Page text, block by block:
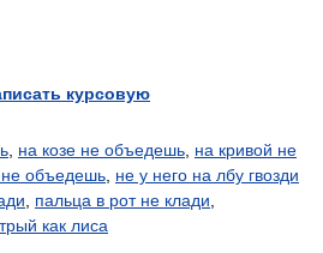
курсовую
на козе не объедешь на кривой не
не объедешь не у него на лбу гвозди
пальца в рот не клади
как лиса